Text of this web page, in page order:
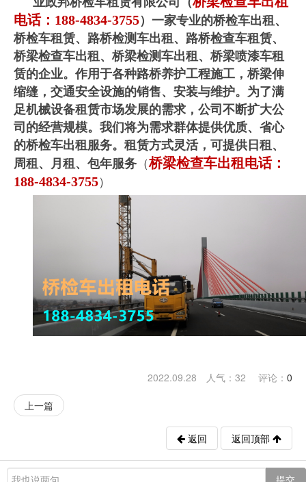
电话：188-4834-3755）一家专业的桥检车出租、
桥检车租赁、 路桥检测车出租、路桥检查车租赁、
桥梁检查车出租、桥梁检测车出租、桥梁喷漆车租
赁的企业。作用于各种路桥养护工程施工，桥梁伸
缩缝，交通安全设施的销售、安装与维护。为了满
足机械设备租赁市场发展的需求，公司不断扩大公
司的经营规模。我们将为需求群体提供优质、省心
的桥检车出租服务。租赁方式灵活，可提供日租、
周租、月租、包年服务 （桥梁检查车出租电话：
188-4834-3755）
2022.09.28 人气： 32 评论： 0
上一篇
返回 返回顶部
提交